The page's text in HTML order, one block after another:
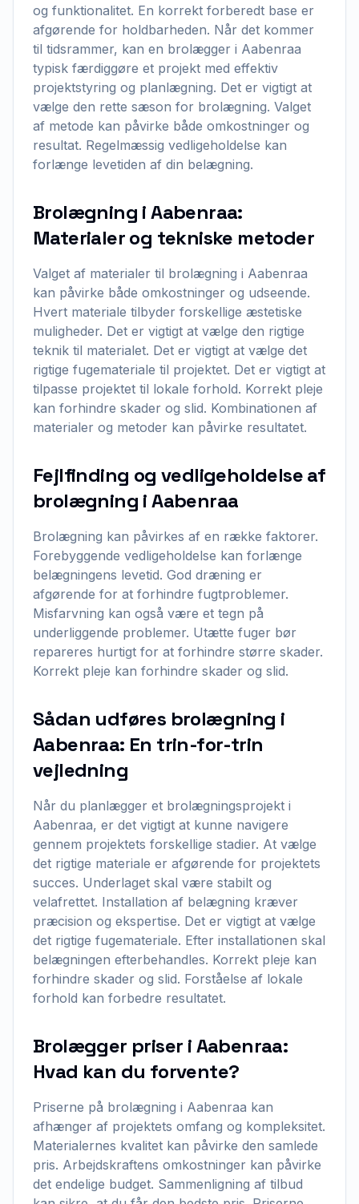
og funktionalitet. En korrekt forberedt base er
afgørende for holdbarheden. Når det kommer
til tidsrammer, kan en brolægger i Aabenraa
typisk færdiggøre et projekt med effektiv
projektstyring og planlægning. Det er vigtigt at
vælge den rette sæson for brolægning. Valget
af metode kan påvirke både omkostninger og
resultat. Regelmæssig vedligeholdelse kan
forlænge levetiden af din belægning.
Brolægning i Aabenraa:
Materialer og tekniske metoder
Valget af materialer til brolægning i Aabenraa
kan påvirke både omkostninger og udseende.
Hvert materiale tilbyder forskellige æstetiske
muligheder. Det er vigtigt at vælge den rigtige
teknik til materialet. Det er vigtigt at vælge det
rigtige fugemateriale til projektet. Det er vigtigt at
tilpasse projektet til lokale forhold. Korrekt pleje
kan forhindre skader og slid. Kombinationen af
materialer og metoder kan påvirke resultatet.
Fejlfinding og vedligeholdelse af
brolægning i Aabenraa
Brolægning kan påvirkes af en række faktorer.
Forebyggende vedligeholdelse kan forlænge
belægningens levetid. God dræning er
afgørende for at forhindre fugtproblemer.
Misfarvning kan også være et tegn på
underliggende problemer. Utætte fuger bør
repareres hurtigt for at forhindre større skader.
Korrekt pleje kan forhindre skader og slid.
Sådan udføres brolægning i
Aabenraa: En trin-for-trin
vejledning
Når du planlægger et brolægningsprojekt i
Aabenraa, er det vigtigt at kunne navigere
gennem projektets forskellige stadier. At vælge
det rigtige materiale er afgørende for projektets
succes. Underlaget skal være stabilt og
velafrettet. Installation af belægning kræver
præcision og ekspertise. Det er vigtigt at vælge
det rigtige fugemateriale. Efter installationen skal
belægningen efterbehandles. Korrekt pleje kan
forhindre skader og slid. Forståelse af lokale
forhold kan forbedre resultatet.
Brolægger priser i Aabenraa:
Hvad kan du forvente?
Priserne på brolægning i Aabenraa kan
afhænger af projektets omfang og kompleksitet.
Materialernes kvalitet kan påvirke den samlede
pris. Arbejdskraftens omkostninger kan påvirke
det endelige budget. Sammenligning af tilbud